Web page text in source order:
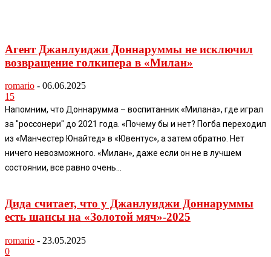
Агент Джанлуиджи Доннаруммы не исключил
возвращение голкипера в «Милан»
romario - 06.06.2025
15
Напомним, что Доннарумма – воспитанник «Милана», где играл
за "россонери" до 2021 года. «Почему бы и нет? Погба переходил
из «Манчестер Юнайтед» в «Ювентус», а затем обратно. Нет
ничего невозможного. «Милан», даже если он не в лучшем
состоянии, все равно очень...
Дида считает, что у Джанлуиджи Доннаруммы
есть шансы на «Золотой мяч»-2025
romario - 23.05.2025
0